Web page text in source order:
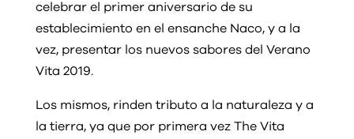
celebrar el primer aniversario de su
establecimiento en el ensanche Naco, y a la
vez, presentar los nuevos sabores del Verano
Vita 2019.
Los mismos, rinden tributo a la naturaleza y a
la tierra, ya que por primera vez The Vita